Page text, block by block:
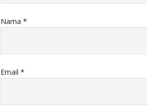
Nama *
Email *